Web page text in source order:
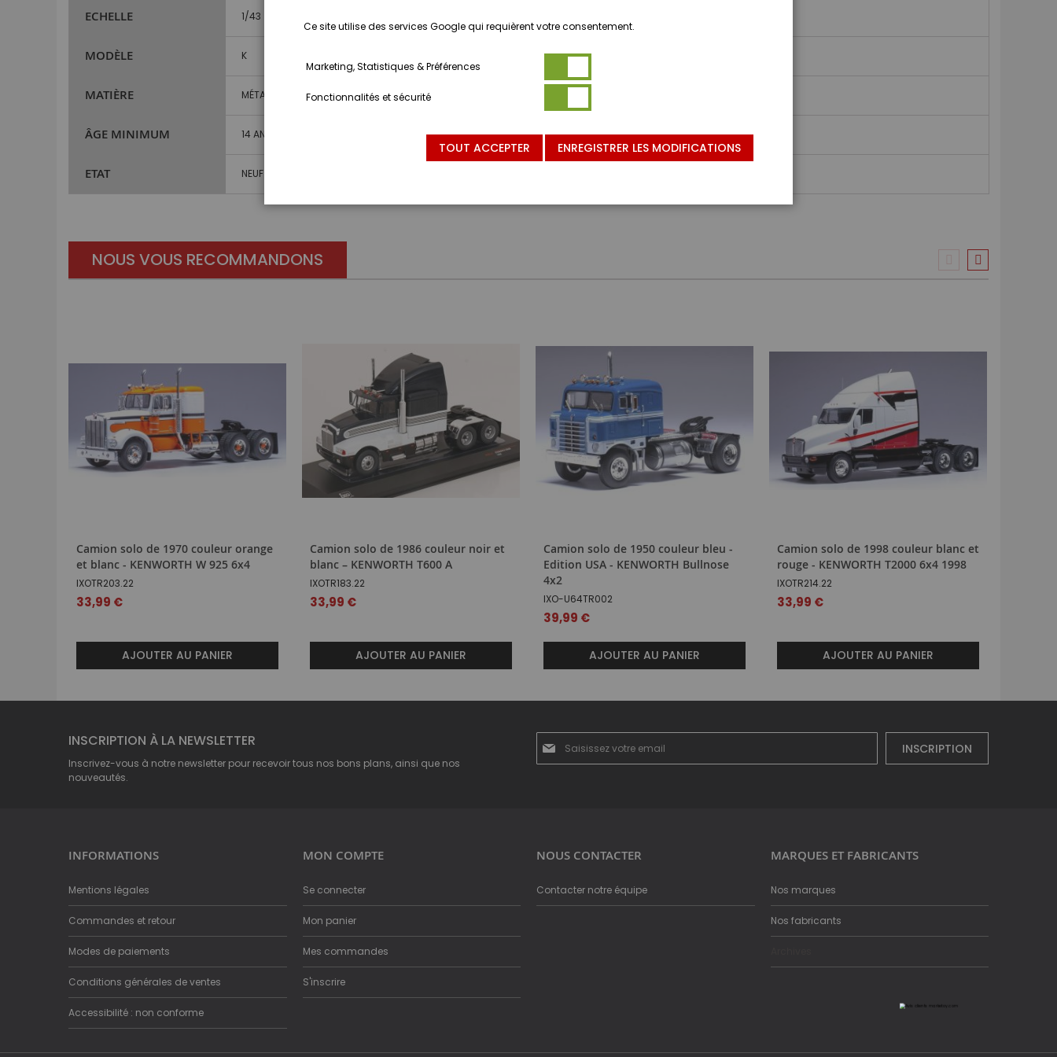
ECHELLE 1/43
MODÈLE K
MATIÈRE MÉTAL ET PLASTIQUE
ÂGE MINIMUM 14 ANS ET PLUS
ETAT NEUF
NOUS VOUS RECOMMANDONS
Camion solo de 1970 couleur orange
et blanc - KENWORTH W 925 6x4
IXOTR203.22
33,99 €
AJOUTER AU PANIER
Camion solo de 1986 couleur noir et
blanc – KENWORTH T600 A
IXOTR183.22
33,99 €
AJOUTER AU PANIER
Camion solo de 1950 couleur bleu -
Edition USA - KENWORTH Bullnose
4x2
IXO-U64TR002
39,99 €
AJOUTER AU PANIER
Camion solo de 1998 couleur blanc et
rouge - KENWORTH T2000 6x4 1998
IXOTR214.22
33,99 €
AJOUTER AU PANIER
INSCRIPTION À LA NEWSLETTER
Inscrivez-vous à notre newsletter pour recevoir tous nos bons plans, ainsi que nos
nouveautés.
notre
INSCRIPTION
INFORMATIONS
Mentions légales
Commandes et retour
Modes de paiements
Conditions générales de ventes
Accessibilité : non conforme
MON COMPTE
Se connecter
Mon panier
Mes commandes
S'inscrire
NOUS CONTACTER
Contacter notre équipe
MARQUES ET FABRICANTS
Nos marques
Nos fabricants
Ce site utilise des services Google qui requièrent votre consentement.
Marketing, Statistiques & Préférences
Fonctionnalités et sécurité
TOUT ACCEPTER ENREGISTRER LES MODIFICATIONS